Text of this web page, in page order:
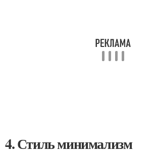
4. Стиль минимализм